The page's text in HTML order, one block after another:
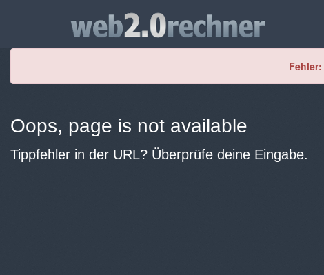
Fehler:
Oops, page is not available
Tippfehler in der URL? Überprüfe deine Eingabe.